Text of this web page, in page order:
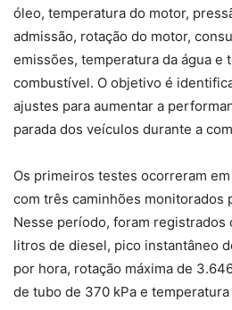
óleo, temperatura do motor,
admissão, rotação do motor,
emissões, temperatura da água e
combustível. O objetivo é
ajustes para aumentar a
parada dos veículos durante a
Os primeiros testes ocorreram
com três caminhões monitorados
Nesse período, foram registrados
litros de diesel, pico instantâneo
por hora, rotação máxima de
de tubo de 370 kPa e